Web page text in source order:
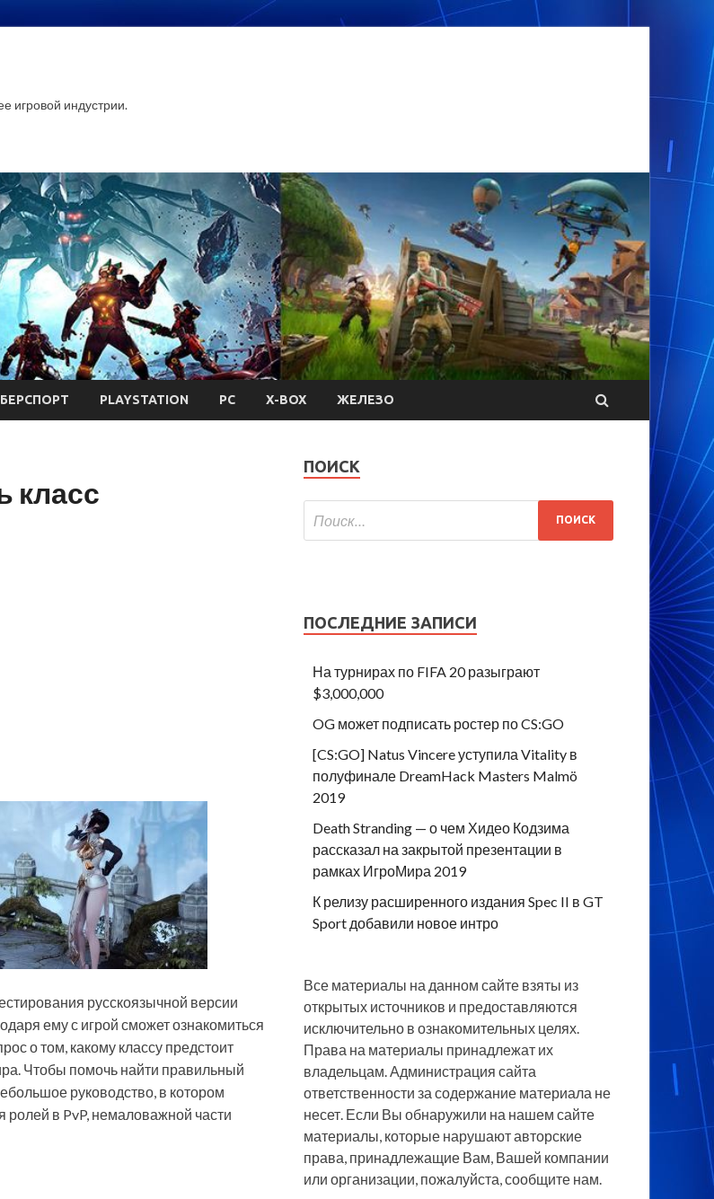
игровой индустрии.
PLAYSTATION PC X-BOX ЖЕЛЕЗО
класс
русскоязычной версии
ему с игрой сможет ознакомиться
о том, какому классу предстоит
Чтобы помочь найти правильный
руководство, в котором
ролей в PvP, немаловажной части
ПОИСК
ПОСЛЕДНИЕ ЗАПИСИ
На турнирах по FIFA 20 разыграют
$3,000,000
OG может подписать ростер по CS:GO
[CS:GO] Natus Vincere уступила Vitality в
полуфинале DreamHack Masters Malmö
2019
Death Stranding — о чем Хидео Кодзима
рассказал на закрытой презентации в
рамках ИгроМира 2019
К релизу расширенного издания Spec II в GT
Sport добавили новое интро
Все материалы на данном сайте взяты из
открытых источников и предоставляются
исключительно в ознакомительных целях.
Права на материалы принадлежат их
владельцам. Администрация сайта
ответственности за содержание материала не
несет. Если Вы обнаружили на нашем сайте
материалы, которые нарушают авторские
права, принадлежащие Вам, Вашей компании
или организации, пожалуйста, сообщите нам.